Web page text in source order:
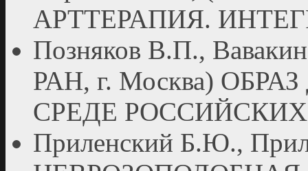
АРТТЕРАПИЯ.
Позняков В.П.,
РАН, г. Москва)
СРЕДЕ
Приленский Б.Ю.,